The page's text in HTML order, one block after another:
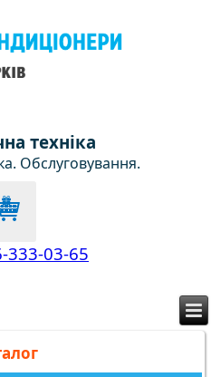
техніка
Обслуговування.
333-03-65